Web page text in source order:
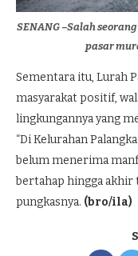
SENANG –Salah
pasar
Sementara itu, Lurah
masyarakat positif,
lingkungannya yang
“Di Kelurahan
belum menerima
bertahap hingga akhir
pungkasnya. (bro/ila)